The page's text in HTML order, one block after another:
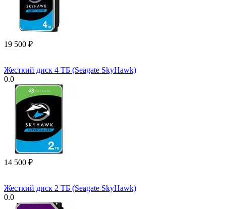
19 500 ₽
Жесткий диск 4 ТБ (Seagate SkyHawk)
0.0
14 500 ₽
Жесткий диск 2 ТБ (Seagate SkyHawk)
0.0